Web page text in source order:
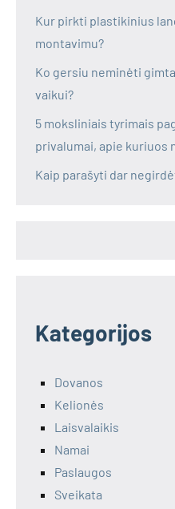
Kur pirkti plastikinius
montavimu?
Ko gersiu neminėti
vaikui?
5 moksliniais tyrimais
privalumai, apie kuriuos
Kaip parašyti dar
Kategorijos
Dovanos
Kelionės
Laisvalaikis
Namai
Paslaugos
Sveikata